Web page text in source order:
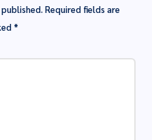
Required fields are
*